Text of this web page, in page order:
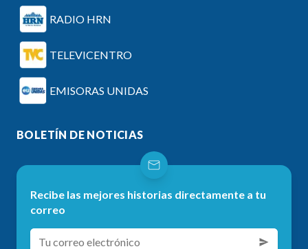
RADIO HRN
TELEVICENTRO
EMISORAS UNIDAS
BOLETÍN DE NOTICIAS
Recibe las mejores historias directamente a tu
correo